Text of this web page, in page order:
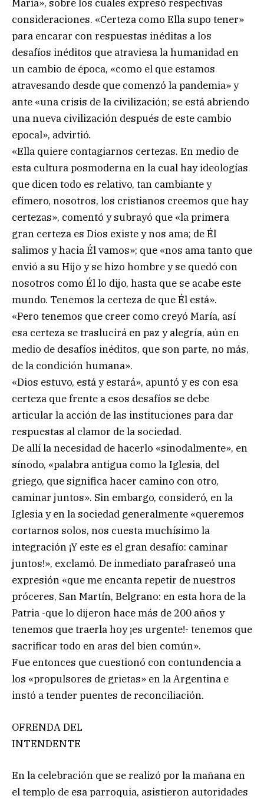
María», sobre los cuales expresó respectivas
consideraciones. «Certeza como Ella supo tener»
para encarar con respuestas inéditas a los
desafíos inéditos que atraviesa la humanidad en
un cambio de época, «como el que estamos
atravesando desde que comenzó la pandemia» y
ante «una crisis de la civilización; se está abriendo
una nueva civilización después de este cambio
epocal», advirtió.
«Ella quiere contagiarnos certezas. En medio de
esta cultura posmoderna en la cual hay ideologías
que dicen todo es relativo, tan cambiante y
efímero, nosotros, los cristianos creemos que hay
certezas», comentó y subrayó que «la primera
gran certeza es Dios existe y nos ama; de Él
salimos y hacia Él vamos»; que «nos ama tanto que
envió a su Hijo y se hizo hombre y se quedó con
nosotros como Él lo dijo, hasta que se acabe este
mundo. Tenemos la certeza de que Él está».
«Pero tenemos que creer como creyó María, así
esa certeza se traslucirá en paz y alegría, aún en
medio de desafíos inéditos, que son parte, no más,
de la condición humana».
«Dios estuvo, está y estará», apuntó y es con esa
certeza que frente a esos desafíos se debe
articular la acción de las instituciones para dar
respuestas al clamor de la sociedad.
De allí la necesidad de hacerlo «sinodalmente», en
sínodo, «palabra antigua como la Iglesia, del
griego, que significa hacer camino con otro,
caminar juntos». Sin embargo, consideró, en la
Iglesia y en la sociedad generalmente «queremos
cortarnos solos, nos cuesta muchísimo la
integración ¡Y este es el gran desafío: caminar
juntos!», exclamó. De inmediato parafraseó una
expresión «que me encanta repetir de nuestros
próceres, San Martín, Belgrano: en esta hora de la
Patria -que lo dijeron hace más de 200 años y
tenemos que traerla hoy ¡es urgente!- tenemos que
sacrificar todo en aras del bien común».
Fue entonces que cuestionó con contundencia a
los «propulsores de grietas» en la Argentina e
instó a tender puentes de reconciliación.
OFRENDA DEL
INTENDENTE
En la celebración que se realizó por la mañana en
el templo de esa parroquia, asistieron autoridades